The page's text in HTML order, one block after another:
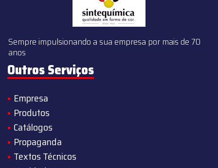
Sempre impulsionando a sua empresa por mais de 70
anos
Outros Serviços
Empresa
Produtos
Catálogos
Propaganda
Textos Técnicos